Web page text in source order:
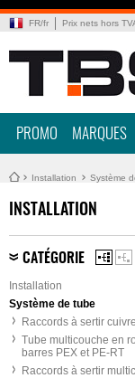
FR/fr Prix nets hors
PROMO MARQUES
Installation Système
INSTALLATION
CATÉGORIE
Installation
Système de tube
Raccords à sertir
Tube multicouche en
barres PEX et PE-RT
Raccords à sertir